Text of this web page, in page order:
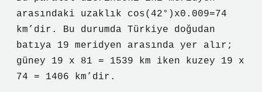
arasındaki uzaklık cos(42°)x0.009=74
km’dir. Bu durumda Türkiye doğudan
batıya 19 meridyen arasında yer alır;
güney 19 x 81 = 1539 km iken kuzey 19 x
74 = 1406 km’dir.